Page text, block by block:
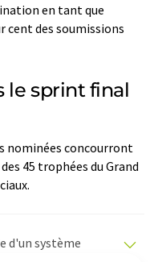
en tant que
cent des soumissions
le sprint final
nominées concourront
45 trophées du Grand
d'un système